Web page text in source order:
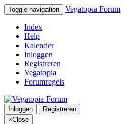
Toggle navigation Vegatopia Forum
Index
Help
Kalender
Inloggen
Registreren
Vegatopia
Forumregels
Inloggen
Registreren
×Close